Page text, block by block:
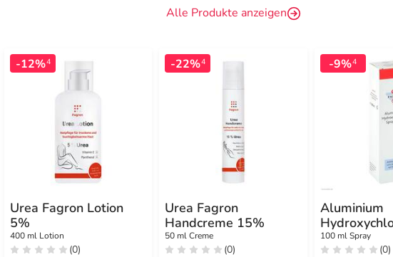
Alle Produkte anzeigen
-12%4
Urea Fagron Lotion
5%
400 ml Lotion
(0)
-22%4
Urea Fagron
Handcreme 15%
50 ml Creme
(0)
-9%4
Aluminium
15% Fagron
100 ml Spray
(0)